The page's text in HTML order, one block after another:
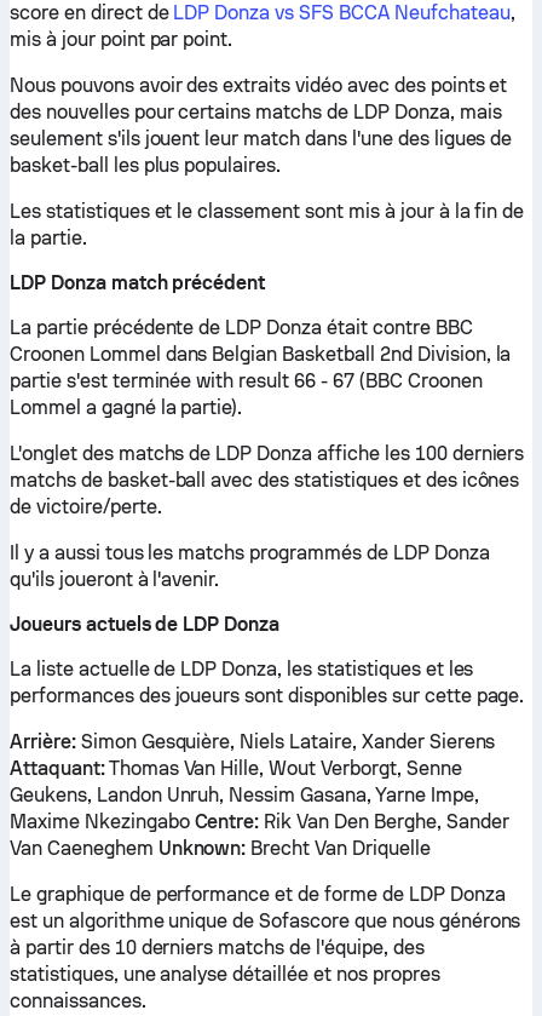
score en direct de LDP Donza vs SFS BCCA Neufchateau,
mis à jour point par point.
Nous pouvons avoir des extraits vidéo avec des points et
des nouvelles pour certains matchs de LDP Donza, mais
seulement s'ils jouent leur match dans l'une des ligues de
basket-ball les plus populaires.
Les statistiques et le classement sont mis à jour à la fin de
la partie.
LDP Donza match précédent
La partie précédente de LDP Donza était contre BBC
Croonen Lommel dans Belgian Basketball 2nd Division, la
partie s'est terminée with result 66 - 67 (BBC Croonen
Lommel a gagné la partie).
L'onglet des matchs de LDP Donza affiche les 100 derniers
matchs de basket-ball avec des statistiques et des icônes
de victoire/perte.
Il y a aussi tous les matchs programmés de LDP Donza
qu'ils joueront à l'avenir.
Joueurs actuels de LDP Donza
La liste actuelle de LDP Donza, les statistiques et les
performances des joueurs sont disponibles sur cette page.
Arrière:Simon Gesquière, Niels Lataire, Xander Sierens
Attaquant:Thomas Van Hille, Wout Verborgt, Senne
Geukens, Landon Unruh, Nessim Gasana, Yarne Impe,
Maxime Nkezingabo Centre: Rik Van Den Berghe, Sander
Van Caeneghem Unknown: Brecht Van Driquelle
Le graphique de performance et de forme de LDP Donza
est un algorithme unique de Sofascore que nous générons
à partir des 10 derniers matchs de l'équipe, des
statistiques, une analyse détaillée et nos propres
connaissances.